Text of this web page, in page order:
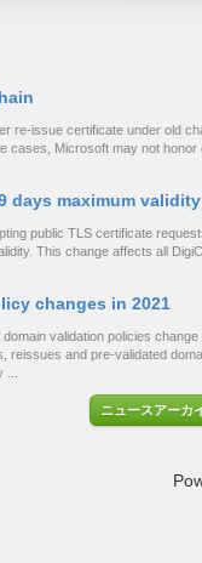
re-issue certificate under old
cases, Microsoft may not
days maximum validity
public TLS certificate
This change affects all
changes in 2021
validation policies
reissues and pre-validated
ニュースアーカ